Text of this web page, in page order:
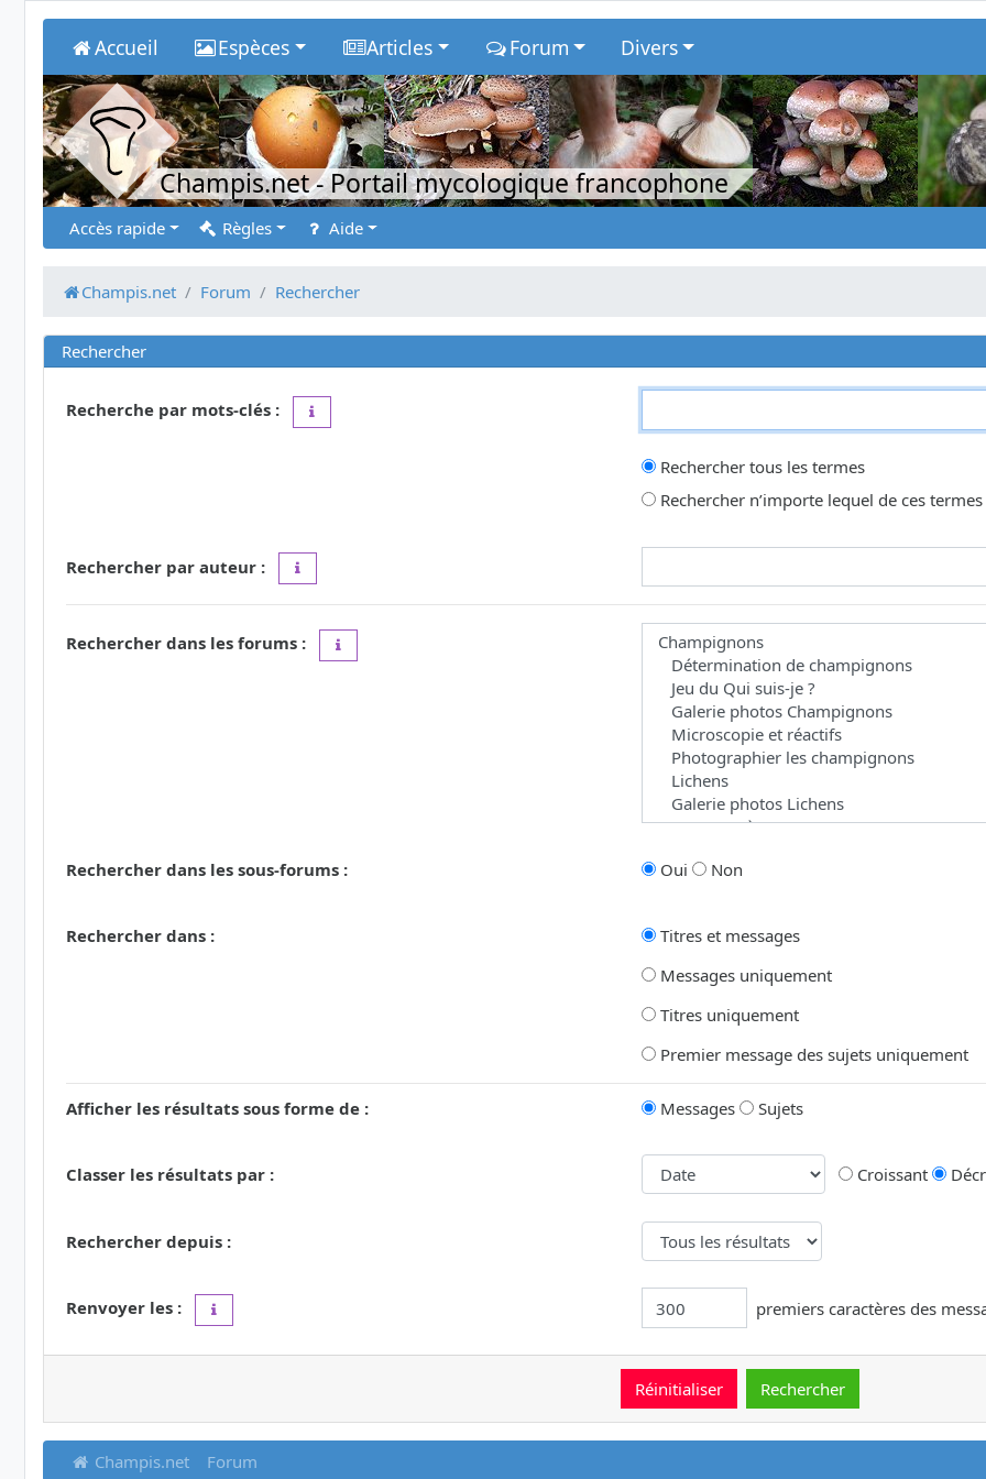
Accueil Espèces Articles Forum Divers
Champis.net- Portail mycologique francophone
Accès rapide Règles Aide
Champis.net Forum Rechercher
Rechercher
Recherche par mots-clés :
Rechercher tous les termes
Rechercher n’importe lequel de ces termes
Rechercher par auteur :
Rechercher dans les forums : Choisissez le forum ou les forums dans le(s)quel(s) vous souhaitez effectuer une recherche.
Rechercher dans les sous-forums : Oui Non
Rechercher dans :
Titres et messages
Messages uniquement
Titres uniquement
Premier message des sujets uniquement
Afficher les résultats sous forme de : Messages Sujets
Classer les résultats par : Croissant
Rechercher depuis :
Renvoyer les : premiers caractères des
Champis.net Forum